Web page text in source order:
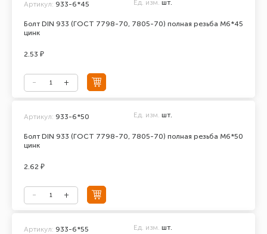
Болт DIN 933 (ГОСТ 7798-70, 7805-70) полная резьба М6*45
цинк
Артикул: 933-6*45 Ед. изм. шт.
2.53 ₽
Болт DIN 933 (ГОСТ 7798-70, 7805-70) полная резьба М6*50
цинк
Артикул: 933-6*50 Ед. изм. шт.
2.62 ₽
Артикул: 933-6*55 Ед. изм. шт.